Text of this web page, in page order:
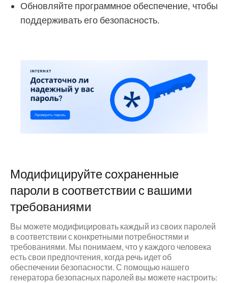
Обновляйте программное обеспечение, чтобы
поддерживать его безопасность.
Модифицируйте сохраненные
пароли в соответствии с вашими
требованиями
Вы можете модифицировать каждый из своих паролей
в соответствии с конкретными потребностями и
требованиями. Мы понимаем, что у каждого человека
есть свои предпочтения, когда речь идет об
обеспечении безопасности. С помощью нашего
генератора безопасных паролей вы можете настроить: